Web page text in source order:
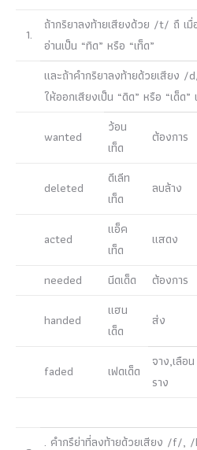
1.
ถ้ากริยาลงท้ายเสียงด้วย /t/ ถึ เ
อ่านเป็น “ทิด” หรือ “เท็ด”
และถ้าคำกริยาลงท้ายด้วยเสียง
ให้ออกเสียงเป็น “ดิด” หรือ “เด็ด”
wanted
ว้อน
เท็ด
ต้องการ
deleted
ดีเลีท
เท็ด
ลบล้าง
acted
แอ็ค
เท็ด
แสดง
needed นีดเด็ด ต้องการ
handed
แฮน
เด็ด
ส่ง
faded เฟดเด็ด
จาง,เลือน
ราง
. คำกรึย่าที่ลงท้ายด้วยเสียง /